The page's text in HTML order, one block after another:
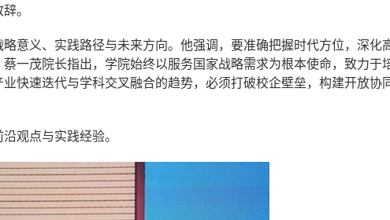
。
意义、实践路径与未来方向。他强调，要准确把握时代方位，深化
一茂院长指出，学院始终以服务国家战略需求为根本使命，致力于
快速迭代与学科交叉融合的趋势，必须打破校企壁垒，构建开放协
观点与实践经验。